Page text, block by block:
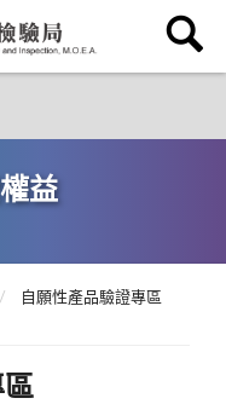
益
自願性產品驗證專區